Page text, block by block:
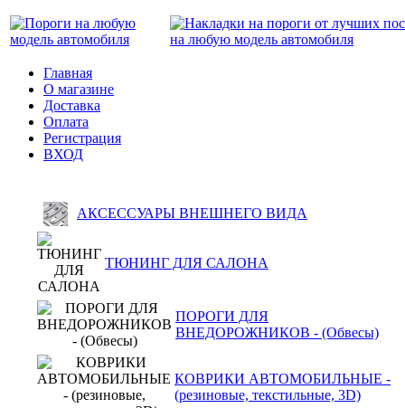
Главная
О магазине
Доставка
Оплата
Регистрация
ВХОД
АКСЕССУАРЫ ВНЕШНЕГО ВИДА
ТЮНИНГ ДЛЯ САЛОНА
ПОРОГИ ДЛЯ
ВНЕДОРОЖНИКОВ - (Обвесы)
КОВРИКИ АВТОМОБИЛЬНЫЕ -
(резиновые, текстильные, 3D)